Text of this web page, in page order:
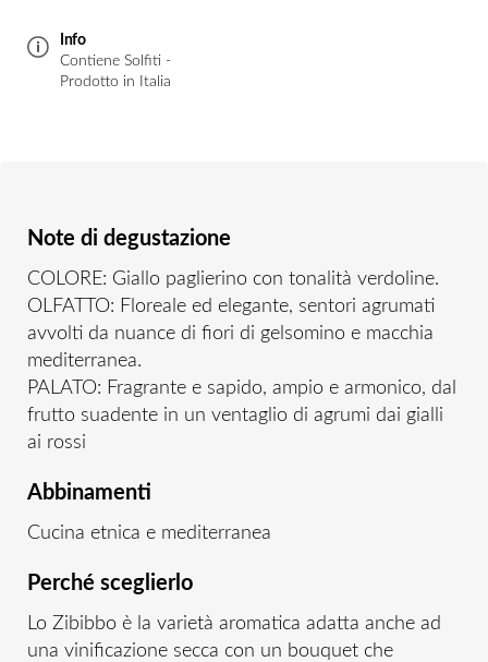
Info
Contiene Solfiti -
Prodotto in Italia
Note di degustazione
COLORE: Giallo paglierino con tonalità verdoline.
OLFATTO: Floreale ed elegante, sentori agrumati
avvolti da nuance di fiori di gelsomino e macchia
mediterranea.
PALATO: Fragrante e sapido, ampio e armonico, dal
frutto suadente in un ventaglio di agrumi dai gialli
ai rossi
Abbinamenti
Cucina etnica e mediterranea
Perché sceglierlo
Lo Zibibbo è la varietà aromatica adatta anche ad
una vinificazione secca con un bouquet che